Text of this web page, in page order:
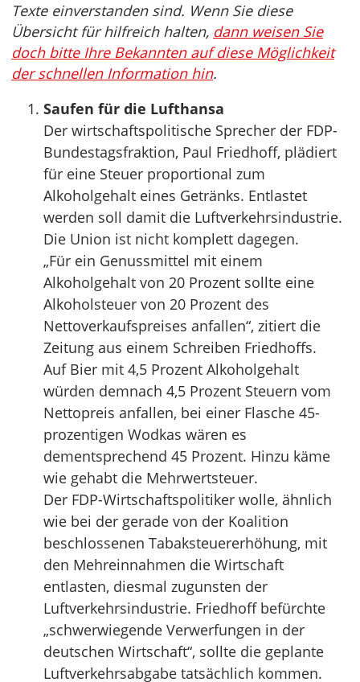
Texte einverstanden sind. Wenn Sie diese
Übersicht für hilfreich halten, dann weisen Sie
doch bitte Ihre Bekannten auf diese Möglichkeit
der schnellen Information hin.
Saufen für die Lufthansa
Der wirtschaftspolitische Sprecher der FDP-
Bundestagsfraktion, Paul Friedhoff, plädiert
für eine Steuer proportional zum
Alkoholgehalt eines Getränks. Entlastet
werden soll damit die Luftverkehrsindustrie.
Die Union ist nicht komplett dagegen.
„Für ein Genussmittel mit einem
Alkoholgehalt von 20 Prozent sollte eine
Alkoholsteuer von 20 Prozent des
Nettoverkaufspreises anfallen“, zitiert die
Zeitung aus einem Schreiben Friedhoffs.
Auf Bier mit 4,5 Prozent Alkoholgehalt
würden demnach 4,5 Prozent Steuern vom
Nettopreis anfallen, bei einer Flasche 45-
prozentigen Wodkas wären es
dementsprechend 45 Prozent. Hinzu käme
wie gehabt die Mehrwertsteuer.
Der FDP-Wirtschaftspolitiker wolle, ähnlich
wie bei der gerade von der Koalition
beschlossenen Tabaksteuererhöhung, mit
den Mehreinnahmen die Wirtschaft
entlasten, diesmal zugunsten der
Luftverkehrsindustrie. Friedhoff befürchte
„schwerwiegende Verwerfungen in der
deutschen Wirtschaft“, sollte die geplante
Luftverkehrsabgabe tatsächlich kommen.